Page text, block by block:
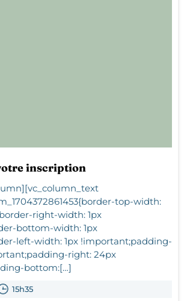
inscription
top-width:
right-width: 1px
bottom-width: 1px
left-width: 1px !important;padding-
right: 24px
bottom:[…]
15h35